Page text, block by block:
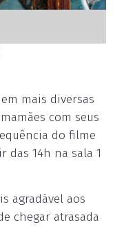
mais diversas
com seus
do filme
das 14h na sala 1
agradável aos
chegar atrasada